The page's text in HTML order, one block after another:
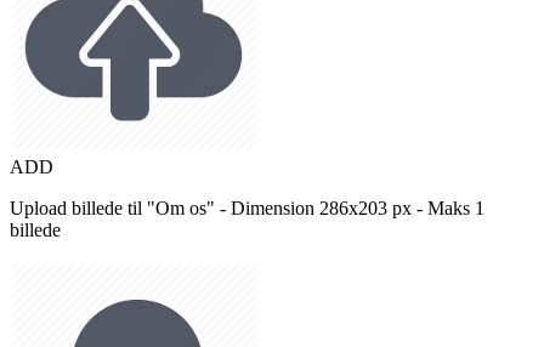
ADD
Upload billede til "Om os" - Dimension 286x203 px - Maks 1
billede